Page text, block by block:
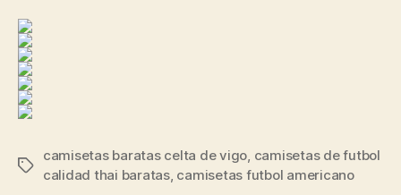
Etiquetas
camisetas baratas celta de vigo camisetas de futbol
calidad thai baratas, camisetas futbol americano